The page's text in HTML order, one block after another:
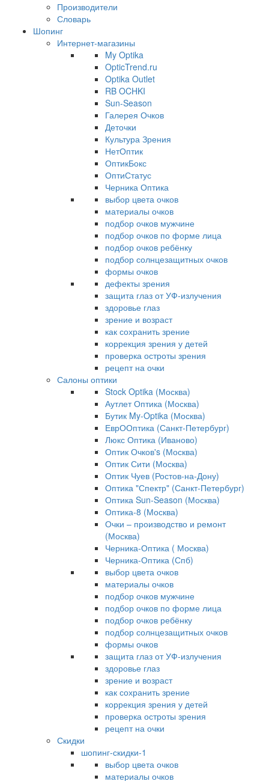
Производители
Словарь
Шопинг
Интернет-магазины
My Optika
OpticTrend.ru
Optika Outlet
RB OCHKI
Sun-Season
Галерея Очков
Деточки
Культура Зрения
НетОптик
ОптикБокс
ОптиСтатус
Черника Оптика
выбор цвета очков
материалы очков
подбор очков мужчине
подбор очков по форме лица
подбор очков ребёнку
подбор солнцезащитных очков
формы очков
дефекты зрения
защита глаз от УФ-излучения
здоровье глаз
зрение и возраст
как сохранить зрение
коррекция зрения у детей
проверка остроты зрения
рецепт на очки
Салоны оптики
Stock Optika (Москва)
Аутлет Оптика (Москва)
Бутик My-Optika (Москва)
ЕврООптика (Санкт-Петербург)
Люкс Оптика (Иваново)
Оптик Очков's (Москва)
Оптик Сити (Москва)
Оптик Чуев (Ростов-на-Дону)
Оптика "Спектр" (Санкт-Петербург)
Оптика Sun-Season (Москва)
Оптика-8 (Москва)
Очки – производство и ремонт
(Москва)
Черника-Оптика ( Москва)
Черника-Оптика (Спб)
выбор цвета очков
материалы очков
подбор очков мужчине
подбор очков по форме лица
подбор очков ребёнку
подбор солнцезащитных очков
формы очков
защита глаз от УФ-излучения
здоровье глаз
зрение и возраст
как сохранить зрение
коррекция зрения у детей
проверка остроты зрения
рецепт на очки
Скидки
шопинг-скидки-1
выбор цвета очков
материалы очков